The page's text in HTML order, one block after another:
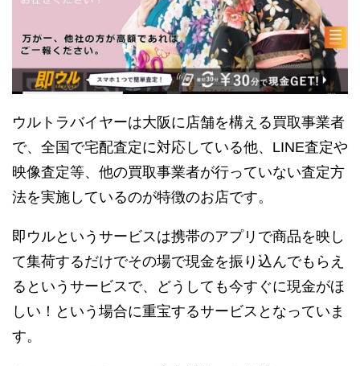
ウルトラバイヤーは大阪に店舗を構える買取事業者
で、全国で宅配査定に対応している他、LINE査定や
映像査定等、他の買取事業者が行っていない査定方
法を実施しているのが特徴のお店です。
即ウルというサービスは携帯のアプリで商品を映し
て集荷するだけでその場で現金を振り込んでもらえ
るというサービスで、どうしても今すぐに現金がほ
しい！という場合に重宝するサービスとなっていま
す。